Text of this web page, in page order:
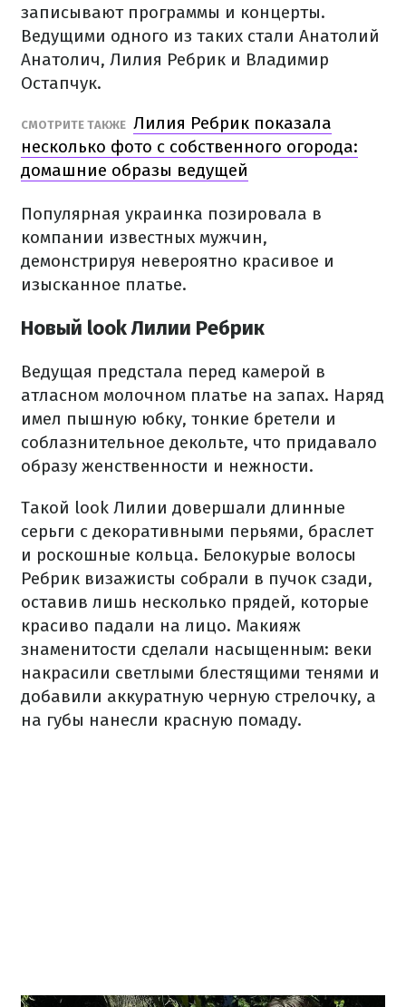
записывают программы и концерты.
Ведущими одного из таких стали Анатолий
Анатолич, Лилия Ребрик и Владимир
Остапчук.
СМОТРИТЕ ТАКЖЕ Лилия Ребрик показала
несколько фото с собственного огорода:
домашние образы ведущей
Популярная украинка позировала в
компании известных мужчин,
демонстрируя невероятно красивое и
изысканное платье.
Новый look Лилии Ребрик
Ведущая предстала перед камерой в
атласном молочном платье на запах. Наряд
имел пышную юбку, тонкие бретели и
соблазнительное декольте, что придавало
образу женственности и нежности.
Такой look Лилии довершали длинные
серьги с декоративными перьями, браслет
и роскошные кольца. Белокурые волосы
Ребрик визажисты собрали в пучок сзади,
оставив лишь несколько прядей, которые
красиво падали на лицо. Макияж
знаменитости сделали насыщенным: веки
накрасили светлыми блестящими тенями и
добавили аккуратную черную стрелочку, а
на губы нанесли красную помаду.